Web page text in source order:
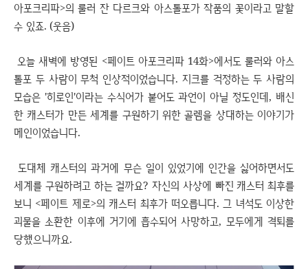
아포크리파>의 룰러 잔 다르크와 아스톨포가 작품의 꽃이라고 말할
수 있죠. (웃음)
오늘 새벽에 방영된 <페이트 아포크리파 14화>에서도 룰러와 아스
톨포 두 사람이 무척 인상적이었습니다. 지크를 걱정하는 두 사람의
모습은 '히로인'이라는 수식어가 붙어도 과언이 아닐 정도인데, 배신
한 캐스터가 만든 세계를 구원하기 위한 골렘을 상대하는 이야기가
메인이었습니다.
도대체 캐스터의 과거에 무슨 일이 있었기에 인간을 싫어하면서도
세계를 구원하려고 하는 걸까요? 자신의 사상에 빠진 캐스터 최후를
보니 <페이트 제로>의 캐스터 최후가 떠오릅니다. 그 녀석도 이상한
괴물을 소환한 이후에 거기에 흡수되어 사망하고, 모두에게 격퇴를
당했으니까요.